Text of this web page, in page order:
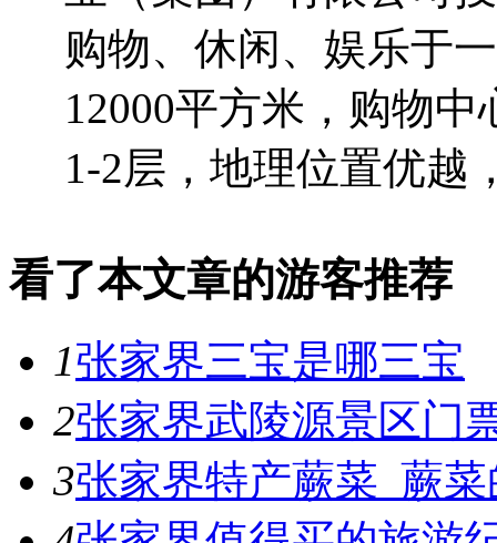
购物、休闲、娱乐于
12000平方米，购物
1-2层，地理位置优越
看了本文章的游客推荐
1张家界三宝是哪三宝
2张家界武陵源景区门
3张家界特产蕨菜_蕨